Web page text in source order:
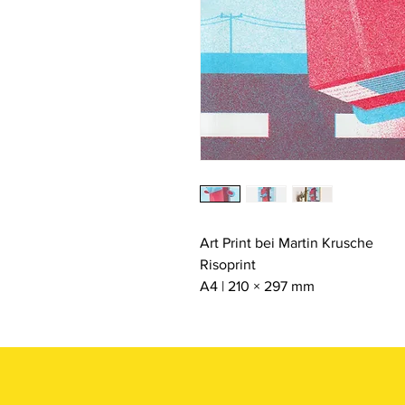
Art Print bei Martin Krusche
Risoprint
A4 | 210 × 297 mm